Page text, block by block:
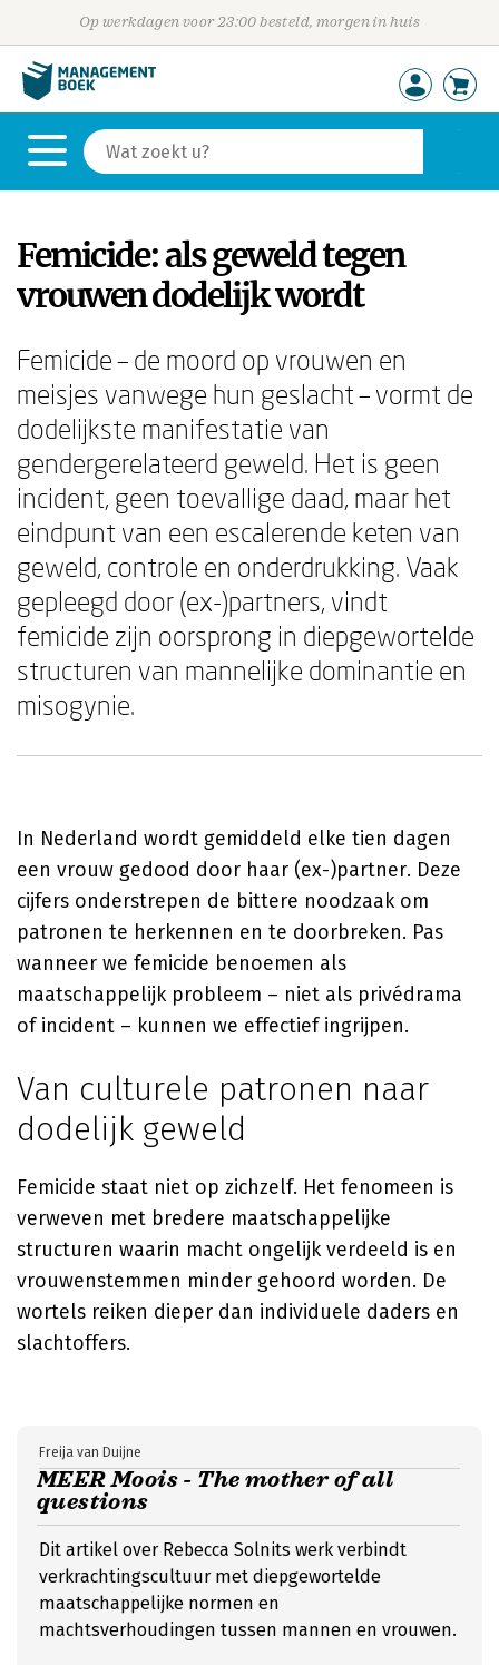
Op werkdagen voor 23:00 besteld, morgen in huis
Femicide: als geweld tegen
vrouwen dodelijk wordt
Femicide – de moord op vrouwen en
meisjes vanwege hun geslacht – vormt de
dodelijkste manifestatie van
gendergerelateerd geweld. Het is geen
incident, geen toevallige daad, maar het
eindpunt van een escalerende keten van
geweld, controle en onderdrukking. Vaak
gepleegd door (ex-)partners, vindt
femicide zijn oorsprong in diepgewortelde
structuren van mannelijke dominantie en
misogynie.
In Nederland wordt gemiddeld elke tien dagen
een vrouw gedood door haar (ex-)partner. Deze
cijfers onderstrepen de bittere noodzaak om
patronen te herkennen en te doorbreken. Pas
wanneer we femicide benoemen als
maatschappelijk probleem – niet als privédrama
of incident – kunnen we effectief ingrijpen.
Van culturele patronen naar
dodelijk geweld
Femicide staat niet op zichzelf. Het fenomeen is
verweven met bredere maatschappelijke
structuren waarin macht ongelijk verdeeld is en
vrouwenstemmen minder gehoord worden. De
wortels reiken dieper dan individuele daders en
slachtoffers.
MEER Moois - The mother of all
questions
Freija van Duijne
Dit artikel over Rebecca Solnits werk verbindt
verkrachtingscultuur met diepgewortelde
maatschappelijke normen en
machtsverhoudingen tussen mannen en vrouwen.